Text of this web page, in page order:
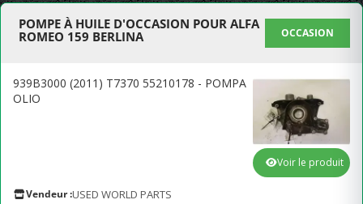
POMPE À HUILE D'OCCASION POUR ALFA
ROMEO 159 BERLINA
OCCASION
939B3000 (2011) T7370 55210178 - POMPA
OLIO
Vendeur :USED WORLD PARTS
Voir le produit